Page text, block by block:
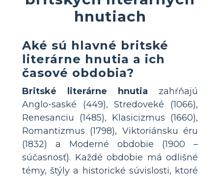
hnutiach
Aké sú hlavné britské
literárne hnutia a ich
časové obdobia?
Britské literárne hnutia zahŕňajú
Anglo-saské (449), Stredoveké (1066),
Renesanciu (1485), Klasicizmus (1660),
Romantizmus (1798), Viktoriánsku éru
(1832) a Moderné obdobie (1900 –
súčasnosť). Každé obdobie má odlišné
témy, štýly a historické súvislosti, ktoré